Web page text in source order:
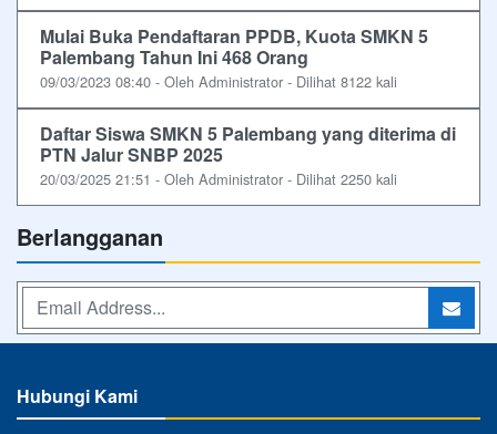
Mulai Buka Pendaftaran PPDB, Kuota SMKN 5
Palembang Tahun Ini 468 Orang
09/03/2023 08:40 - Oleh Administrator - Dilihat 8122 kali
Daftar Siswa SMKN 5 Palembang yang diterima di
PTN Jalur SNBP 2025
20/03/2025 21:51 - Oleh Administrator - Dilihat 2250 kali
Berlangganan
Hubungi Kami